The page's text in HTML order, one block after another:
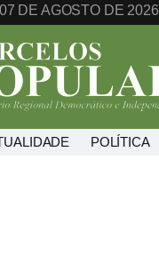
DE AGOSTO DE 2026
POLÍTICA